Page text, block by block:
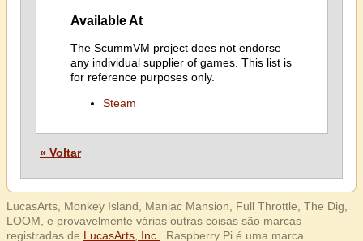
Available At
The ScummVM project does not endorse
any individual supplier of games. This list is
for reference purposes only.
Steam
« Voltar
LucasArts, Monkey Island, Maniac Mansion, Full Throttle, The Dig,
LOOM, e provavelmente várias outras coisas são marcas
registradas de LucasArts, Inc. . Raspberry Pi é uma marca